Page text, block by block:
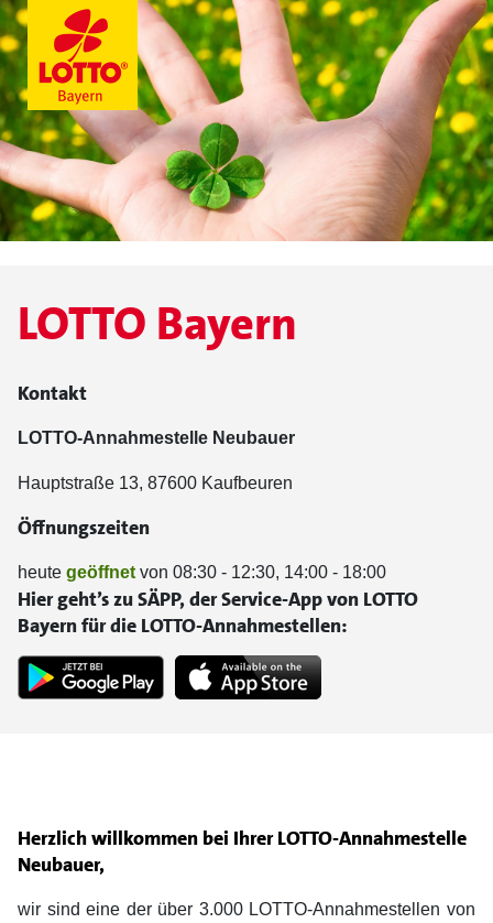
Herzlich willkommen bei Ihrer LOTTO-Annahmestelle
Neubauer,
wir sind eine der über 3.000 LOTTO-Annahmestellen von
LOTTO Bayern
Kontakt
LOTTO-Annahmestelle Neubauer
Hauptstraße 13, 87600 Kaufbeuren
Öffnungszeiten
heute geöffnet von 08:30 - 12:30, 14:00 - 18:00
Hier geht’s zu SÄPP, der Service-App von LOTTO
Bayern für die LOTTO-Annahmestellen: